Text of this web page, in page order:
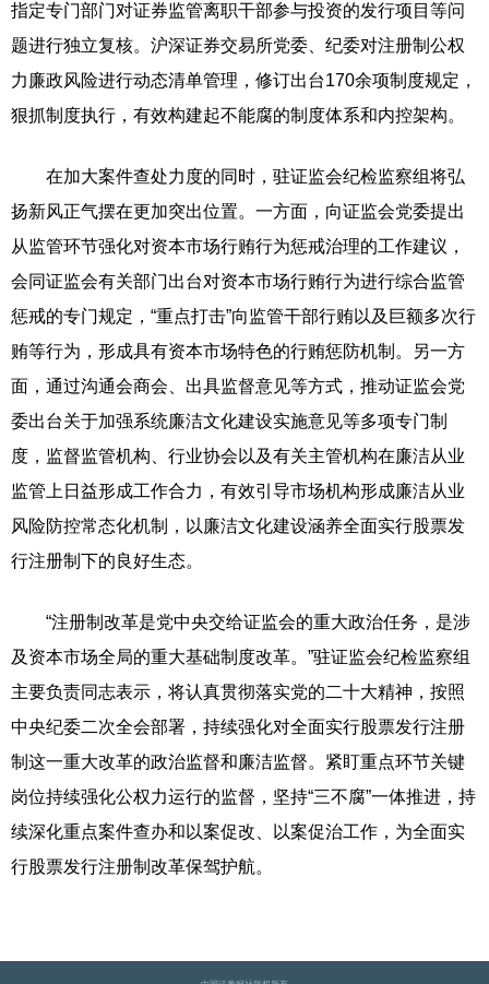
指定专门部门对证券监管离职干部参与投资的发行项目等问
题进行独立复核。沪深证券交易所党委、纪委对注册制公权
力廉政风险进行动态清单管理，修订出台170余项制度规定，
狠抓制度执行，有效构建起不能腐的制度体系和内控架构。
在加大案件查处力度的同时，驻证监会纪检监察组将弘
扬新风正气摆在更加突出位置。一方面，向证监会党委提出
从监管环节强化对资本市场行贿行为惩戒治理的工作建议，
会同证监会有关部门出台对资本市场行贿行为进行综合监管
惩戒的专门规定，“重点打击”向监管干部行贿以及巨额多次行
贿等行为，形成具有资本市场特色的行贿惩防机制。另一方
面，通过沟通会商会、出具监督意见等方式，推动证监会党
委出台关于加强系统廉洁文化建设实施意见等多项专门制
度，监督监管机构、行业协会以及有关主管机构在廉洁从业
监管上日益形成工作合力，有效引导市场机构形成廉洁从业
风险防控常态化机制，以廉洁文化建设涵养全面实行股票发
行注册制下的良好生态。
“注册制改革是党中央交给证监会的重大政治任务，是涉
及资本市场全局的重大基础制度改革。”驻证监会纪检监察组
主要负责同志表示，将认真贯彻落实党的二十大精神，按照
中央纪委二次全会部署，持续强化对全面实行股票发行注册
制这一重大改革的政治监督和廉洁监督。紧盯重点环节关键
岗位持续强化公权力运行的监督，坚持“三不腐”一体推进，持
续深化重点案件查办和以案促改、以案促治工作，为全面实
行股票发行注册制改革保驾护航。